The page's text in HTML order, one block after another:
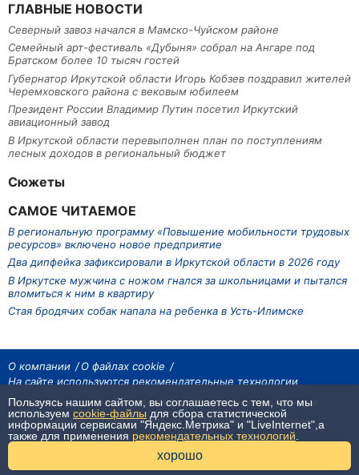
ГЛАВНЫЕ НОВОСТИ
Северный завоз начался в Мамско-Чуйском районе
Семейный арт-фестиваль «Дубыня» собрал на Ангаре под
Братском более 10 тысяч гостей
Губернатор Иркутской области Игорь Кобзев поздравил жителей
Черемховского района с вековым юбилеем
Президент России Владимир Путин посетил Иркутский
авиационный завод
В Иркутской области перевыполнен план по поступлениям
лесных доходов в региональный бюджет
Сюжеты
САМОЕ ЧИТАЕМОЕ
В региональную программу «Повышение мобильности трудовых
ресурсов» включено новое предприятие
Два дипфейка зафиксировали в Иркутской области в 2026 году
В Иркутске мужчина с ножом гнался за школьницами и пытался
вломиться к ним в квартиру
Стая бродячих собак напала на ребенка в Усть-Илимске
О компании
О файлах cookie
На сайте используются рекомендательные технологии
На сайте размещаются материалы ИА «Наш Север». Все права охраняются
законом.
При использовании материалов агентства на других сайтах, обязательна
гиперссылка.
Пользуясь нашим сайтом, вы соглашаетесь с тем, что мы
используем cookie-файлы для сбора статистической
информации сервисами "Яндекс.Метрика" и "LiveInternet",а
также для применения рекомендательных технологий
хорошо